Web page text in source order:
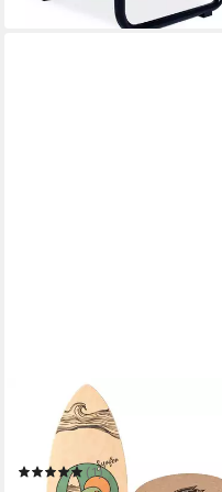
in 3-4 Werktagen bei dir
Balanceboard F2 Set Balance
Board Halfshell 88x32cm mit
Kork Halbkugel
(1)